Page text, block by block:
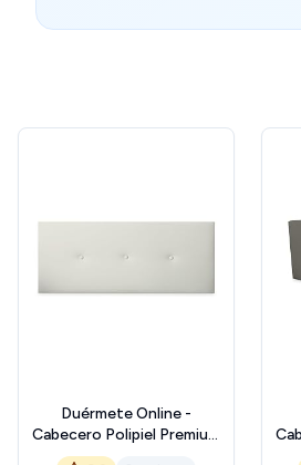
Duérmete Online -
Cabecero Polipiel Premium
Acolchado Sicilia Medidas